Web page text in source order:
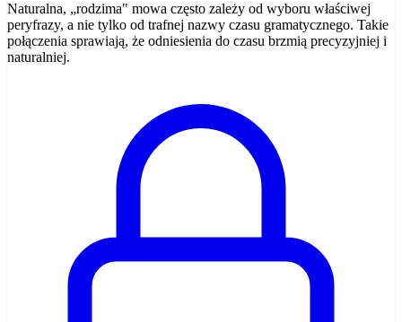
Naturalna, „rodzima" mowa często zależy od wyboru właściwej
peryfrazy, a nie tylko od trafnej nazwy czasu gramatycznego. Takie
połączenia sprawiają, że odniesienia do czasu brzmią precyzyjniej i
naturalniej.